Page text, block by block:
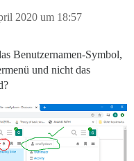
2020 um 18:57
Benutzernamen-Symbol,
und nicht das